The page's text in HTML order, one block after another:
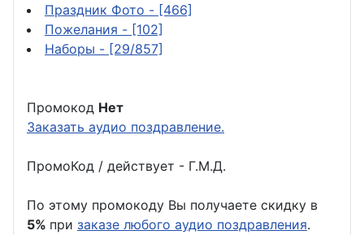
Праздник Фото - [466]
Пожелания - [102]
Наборы - [29/857]
Промокод Нет
Заказать аудио поздравление.
ПромоКод / действует - Г.М.Д.
По этому промокоду Вы получаете скидку в
5% при заказе любого аудио поздравления.